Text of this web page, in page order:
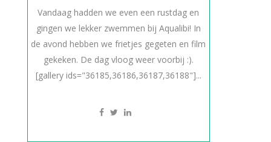
Vandaag hadden we even een rustdag en
gingen we lekker zwemmen bij Aqualibi! In
de avond hebben we frietjes gegeten en film
gekeken. De dag vloog weer voorbij :).
[gallery ids="36185,36186,36187,36188"]...